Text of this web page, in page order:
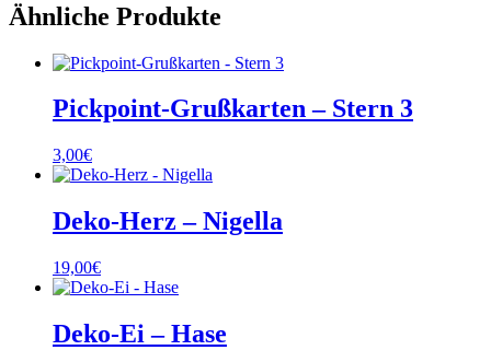
Ähnliche Produkte
Pickpoint-Grußkarten – Stern 3
3,00€
Deko-Herz – Nigella
19,00€
Deko-Ei – Hase